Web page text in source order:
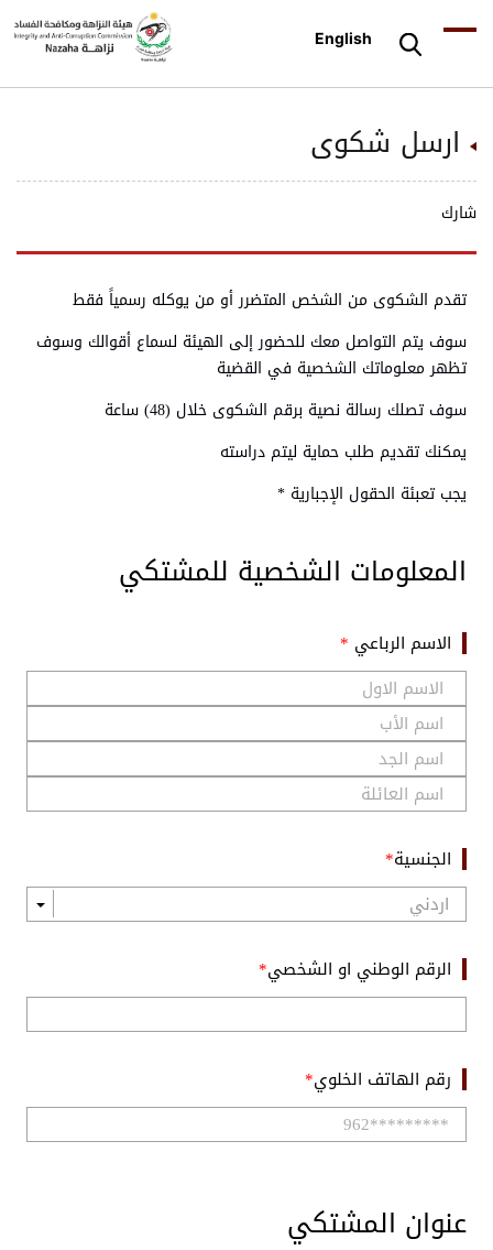
English
ارسل شكوى
شارك
تقدم الشكوى من الشخص المتضرر أو من يوكله رسمياً فقط
سوف يتم التواصل معك للحضور إلى الهيئة لسماع أقوالك وسوف
تظهر معلوماتك الشخصية في القضية
سوف تصلك رسالة نصية برقم الشكوى خلال (48) ساعة
يمكنك تقديم طلب حماية ليتم دراسته
يجب تعبئة الحقول الإجبارية *
المعلومات الشخصية للمشتكي
الاسم الرباعي
الجنسية
الرقم الوطني او الشخصي
رقم الهاتف الخلوي
عنوان المشتكي